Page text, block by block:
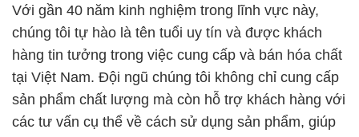
Với gần 40 năm kinh nghiệm trong lĩnh vực này,
chúng tôi tự hào là tên tuổi uy tín và được khách
hàng tin tưởng trong việc cung cấp và bán hóa chất
tại Việt Nam. Đội ngũ chúng tôi không chỉ cung cấp
sản phẩm chất lượng mà còn hỗ trợ khách hàng với
các tư vấn cụ thể về cách sử dụng sản phẩm, giúp